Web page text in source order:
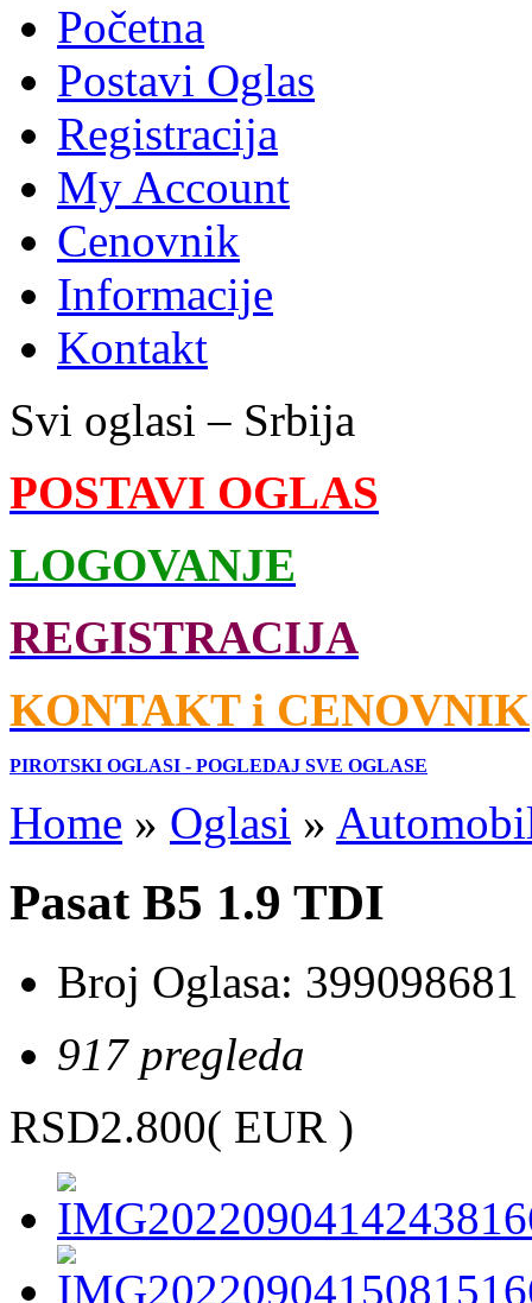
Početna
Postavi Oglas
Registracija
My Account
Cenovnik
Informacije
Kontakt
Svi oglasi – Srbija
POSTAVI OGLAS
LOGOVANJE
REGISTRACIJA
KONTAKT i CENOVNIK
PIROTSKI OGLASI - POGLEDAJ SVE OGLASE
Home » Oglasi »
Pasat B5 1.9 TDI
Broj Oglasa: 399098681
917 pregleda
RSD2.800( EUR )